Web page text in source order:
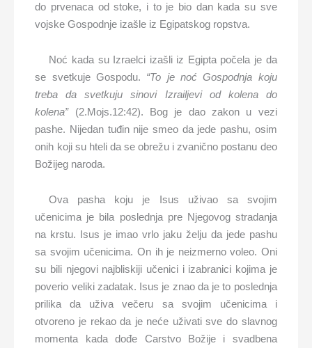
do prvenaca od stoke, i to je bio dan kada su sve
vojske Gospodnje izašle iz Egipatskog ropstva.
Noć kada su Izraelci izašli iz Egipta počela je da
se svetkuje Gospodu. “To je noć Gospodnja koju
treba da svetkuju sinovi Izrailjevi od kolena do
kolena”(2.Mojs.12:42).
Bog je dao zakon u vezi
pashe. Nijedan tuđin nije smeo da jede pashu, osim
onih koji su hteli da se obrežu i zvanično postanu deo
Božijeg naroda.
Ova pasha koju je Isus uživao sa svojim
učenicima je bila poslednja pre Njegovog stradanja
na krstu. Isus je imao vrlo jaku želju da jede pashu
sa svojim učenicima. On ih je neizmerno voleo. Oni
su bili njegovi najbliskiji učenici i izabranici kojima je
poverio veliki zadatak. Isus je znao da je to poslednja
prilika da uživa večeru sa svojim učenicima i
otvoreno je rekao da je neće uživati sve do slavnog
momenta kada dođe Carstvo Božije i svadbena